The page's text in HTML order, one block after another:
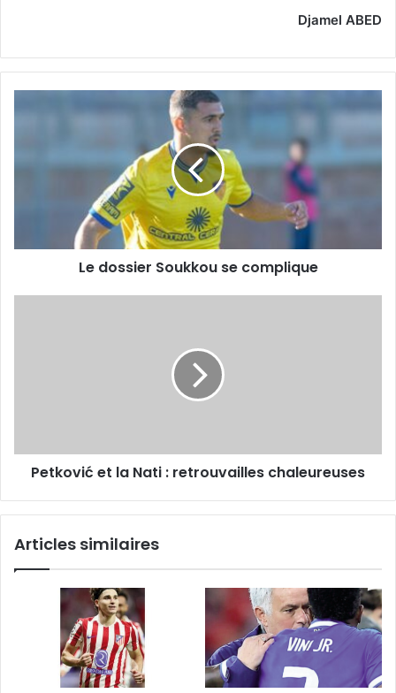
Djamel ABED
Le dossier Soukkou se complique
Petković et la Nati : retrouvailles chaleureuses
Articles similaires